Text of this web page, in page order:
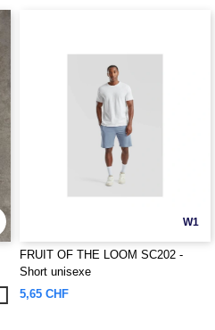
W1
FRUIT OF THE LOOM SC202 -
Short unisexe
5,65 CHF